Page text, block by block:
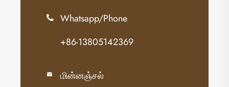

Whatsapp/Phone
+86-13805142369
 மின்னஞ்சல்